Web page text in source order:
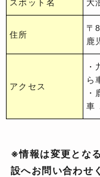
スポット名 大
住所
〒
鹿
アクセス
ら
車
※情報は変更とな
設へお問い合わせ